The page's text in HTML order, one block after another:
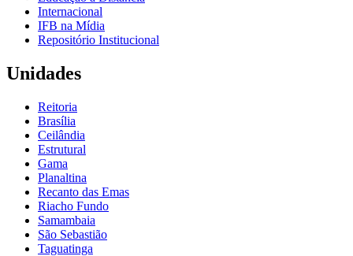
Internacional
IFB na Mídia
Repositório Institucional
Unidades
Reitoria
Brasília
Ceilândia
Estrutural
Gama
Planaltina
Recanto das Emas
Riacho Fundo
Samambaia
São Sebastião
Taguatinga